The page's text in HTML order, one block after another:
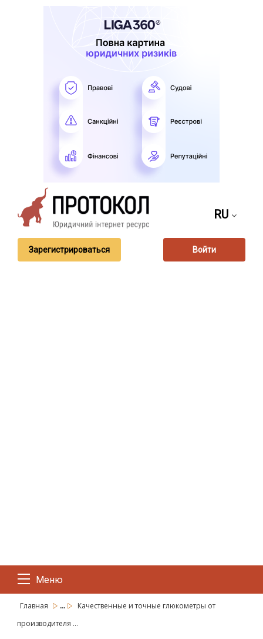
RU
Зарегистрироваться Войти
Меню
Главная ...
Качественные и точные глюкометры от
производителя ...